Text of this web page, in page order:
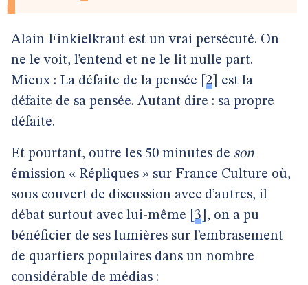
Alain Finkielkraut est un vrai persécuté. On
ne le voit, l’entend et ne le lit nulle part.
Mieux : La défaite de la pensée
2
est la
défaite de sa pensée. Autant dire : sa propre
défaite.
Et pourtant, outre les 50 minutes de son
émission « Répliques » sur France Culture où,
sous couvert de discussion avec d’autres, il
débat surtout avec lui-même
3 , on a pu
bénéficier de ses lumières sur l’embrasement
de quartiers populaires dans un nombre
considérable de médias :